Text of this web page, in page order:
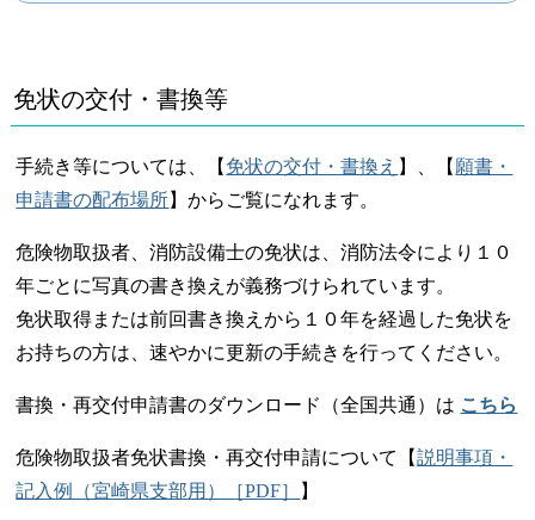
免状の交付・書換等
手続き等については、【 免状の交付・書換え 】、【 願書・
申請書の配布場所】からご覧になれます。
危険物取扱者、消防設備士の免状は、消防法令により１０
年ごとに写真の書き換えが義務づけられています。
免状取得または前回書き換えから１０年を経過した免状を
お持ちの方は、速やかに更新の手続きを行ってください。
書換・再交付申請書のダウンロード（全国共通）は こちら
危険物取扱者免状書換・再交付申請について【説明事項・
記入例（宮崎県支部用）［PDF］
】